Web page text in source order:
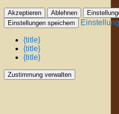
Akzeptieren Ablehnen
Einstellungen speichern
{title}
{title}
{title}
Zustimmung verwalten